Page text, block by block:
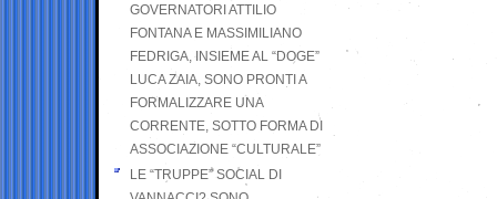
GOVERNATORI ATTILIO
FONTANA E MASSIMILIANO
FEDRIGA, INSIEME AL “DOGE”
LUCA ZAIA, SONO PRONTI A
FORMALIZZARE UNA
CORRENTE, SOTTO FORMA DI
ASSOCIAZIONE “CULTURALE”
LE “TRUPPE” SOCIAL DI